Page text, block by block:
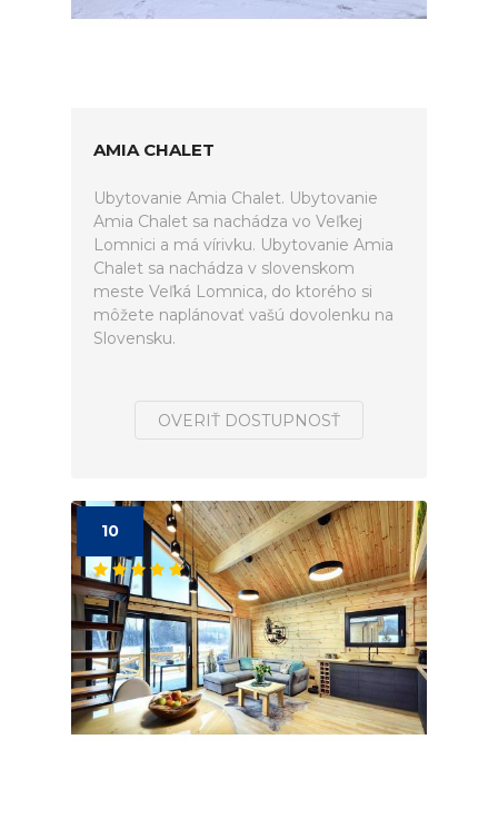
AMIA CHALET
Ubytovanie Amia Chalet. Ubytovanie
Amia Chalet sa nachádza vo Veľkej
Lomnici a má vírivku. Ubytovanie Amia
Chalet sa nachádza v slovenskom
meste Veľká Lomnica, do ktorého si
môžete naplánovať vašú dovolenku na
Slovensku.
OVERIŤ DOSTUPNOSŤ
10